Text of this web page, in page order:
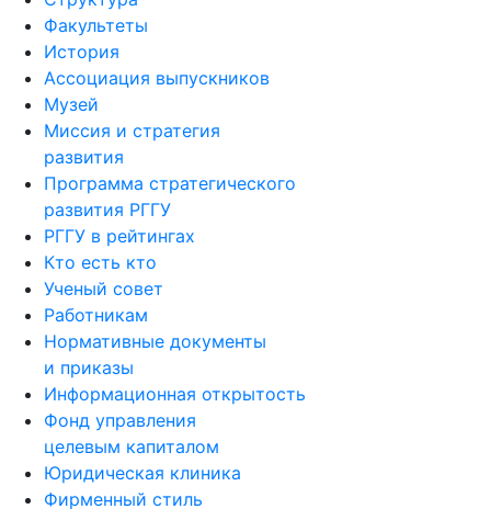
Факультеты
История
Ассоциация выпускников
Музей
Миссия и стратегия
развития
Программа стратегического
развития РГГУ
РГГУ в рейтингах
Кто есть кто
Ученый совет
Работникам
Нормативные документы
и приказы
Информационная открытость
Фонд управления
целевым капиталом
Юридическая клиника
Фирменный стиль